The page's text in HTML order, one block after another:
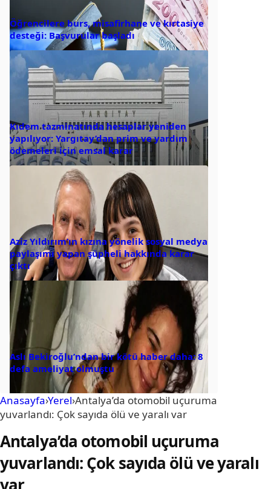
Öğrencilere burs, misafirhane ve kırtasiye
desteği: Başvurular başladı
Kıdem tazminatında hesaplar yeniden
yapılıyor: Yargıtay’dan prim ve yardım
ödemeleri için emsal karar
Aziz Yıldırım’ın kızına yönelik sosyal medya
paylaşımı yapan şüpheli hakkında karar
çıktı
Aslı Bekiroğlu’ndan bir kötü haber daha: 8
defa ameliyat olmuştu
Anasayfa›Yerel›Antalya’da otomobil uçuruma
yuvarlandı: Çok sayıda ölü ve yaralı var
Antalya’da otomobil uçuruma
yuvarlandı: Çok sayıda ölü ve yaralı